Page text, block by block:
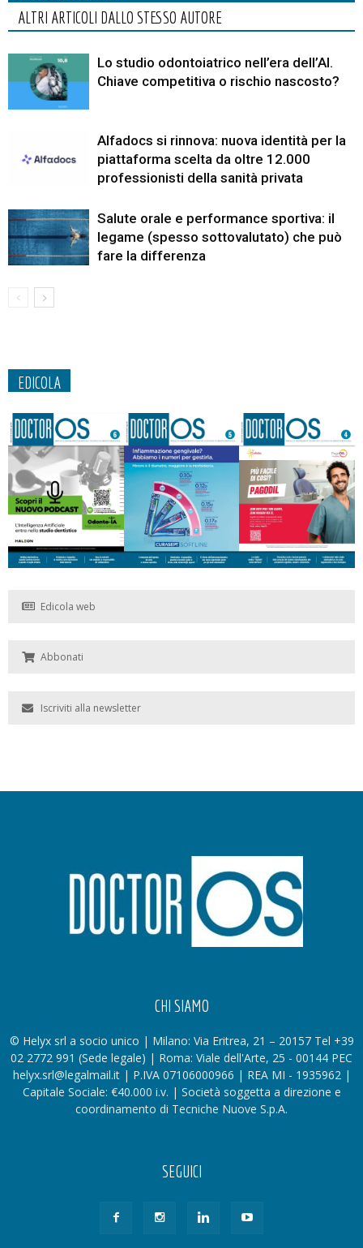
ALTRI ARTICOLI DALLO STESSO AUTORE
Lo studio odontoiatrico nell’era dell’AI.
Chiave competitiva o rischio nascosto?
Alfadocs si rinnova: nuova identità per la
piattaforma scelta da oltre 12.000
professionisti della sanità privata
Salute orale e performance sportiva: il
legame (spesso sottovalutato) che può
fare la differenza
EDICOLA
Edicola web
Abbonati
Iscriviti alla newsletter
CHI SIAMO
© Helyx srl a socio unico | Milano: Via Eritrea, 21 – 20157 Tel +39
02 2772 991 (Sede legale) | Roma: Viale dell'Arte, 25 - 00144 PEC
helyx.srl@legalmail.it | P.IVA 07106000966 | REA MI - 1935962 |
Capitale Sociale: €40.000 i.v. | Società soggetta a direzione e
coordinamento di Tecniche Nuove S.p.A.
SEGUICI